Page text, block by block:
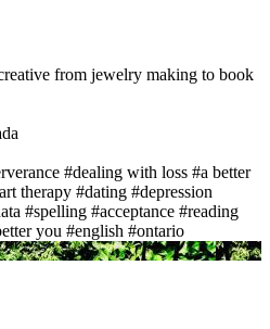
from jewelry making to book
#dealing with loss #a better
therapy #dating #depression
#spelling #acceptance #reading
you #english #ontario